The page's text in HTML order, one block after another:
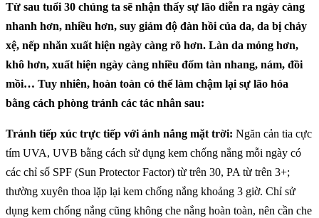
Từ sau tuổi 30 chúng ta sẽ nhận thấy sự lão diễn ra ngày càng
nhanh hơn, nhiều hơn, suy giảm độ đàn hồi của da, da bị chảy
xệ, nếp nhăn xuất hiện ngày càng rõ hơn. Làn da mỏng hơn,
khô hơn, xuất hiện ngày càng nhiều đốm tàn nhang, nám, đồi
mồi… Tuy nhiên, hoàn toàn có thể làm chậm lại sự lão hóa
bằng cách phòng tránh các tác nhân sau:
Tránh tiếp xúc trực tiếp với ánh nắng mặt trời: Ngăn cản tia cực
tím UVA, UVB bằng cách sử dụng kem chống nắng mỗi ngày có
các chỉ số SPF (Sun Protector Factor) từ trên 30, PA từ trên 3+;
thường xuyên thoa lặp lại kem chống nắng khoảng 3 giờ. Chỉ sử
dụng kem chống nắng cũng không che nắng hoàn toàn, nên cần che